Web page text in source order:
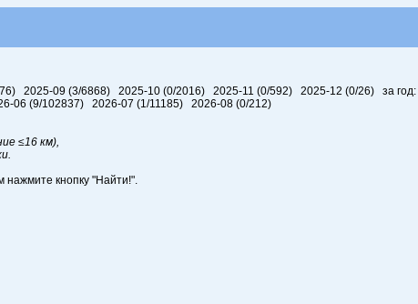
2025-09 (3/6868) 2025-10 (0/2016) 2025-11 (0/592) 2025-12 (0/26) за год:
06 (9/102837) 2026-07 (1/11185) 2026-08 (0/212)
≤16 км),
нажмите кнопку "Найти!".